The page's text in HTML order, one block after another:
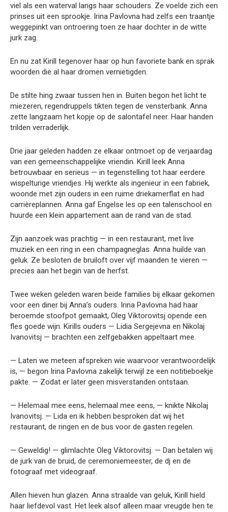
viel als een waterval langs haar schouders. Ze voelde zich een
prinses uit een sprookje. Irina Pavlovna had zelfs een traantje
weggepinkt van ontroering toen ze haar dochter in de witte
jurk zag.
En nu zat Kirill tegenover haar op hun favoriete bank en sprak
woorden die al haar dromen vernietigden.
De stilte hing zwaar tussen hen in. Buiten begon het licht te
miezeren, regendruppels tikten tegen de vensterbank. Anna
zette langzaam het kopje op de salontafel neer. Haar handen
trilden verraderlijk.
Drie jaar geleden hadden ze elkaar ontmoet op de verjaardag
van een gemeenschappelijke vriendin. Kirill leek Anna
betrouwbaar en serieus — in tegenstelling tot haar eerdere
wispelturige vriendjes. Hij werkte als ingenieur in een fabriek,
woonde met zijn ouders in een ruime driekamerflat en had
carrièreplannen. Anna gaf Engelse les op een talenschool en
huurde een klein appartement aan de rand van de stad.
Zijn aanzoek was prachtig — in een restaurant, met live
muziek en een ring in een champagneglas. Anna huilde van
geluk. Ze besloten de bruiloft over vijf maanden te vieren —
precies aan het begin van de herfst.
Twee weken geleden waren beide families bij elkaar gekomen
voor een diner bij Anna’s ouders. Irina Pavlovna had haar
beroemde stoofpot gemaakt, Oleg Viktorovitsj opende een
fles goede wijn. Kirills ouders — Lidia Sergejevna en Nikolaj
Ivanovitsj — brachten een zelfgebakken appeltaart mee.
— Laten we meteen afspreken wie waarvoor verantwoordelijk
is, — begon Irina Pavlovna zakelijk terwijl ze een notitieboekje
pakte. — Zodat er later geen misverstanden ontstaan.
— Helemaal mee eens, helemaal mee eens, — knikte Nikolaj
Ivanovitsj. — Lida en ik hebben besproken dat wij het
restaurant, de ringen en de bus voor de gasten regelen.
— Geweldig! — glimlachte Oleg Viktorovitsj. — Dan betalen wij
de jurk van de bruid, de ceremoniemeester, de dj en de
fotograaf met videograaf.
Allen hieven hun glazen. Anna straalde van geluk, Kirill hield
haar liefdevol vast. Het leek alsof alleen maar vreugde hen te